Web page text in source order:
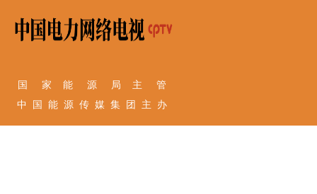
国 家 能 源 局 主 管
中 国 能 源 传 媒 集 团 主 办